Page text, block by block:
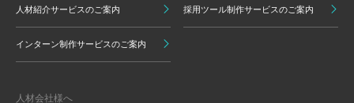
人材紹介サービスのご案内 採用ツール制作サービスのご案内
インターン制作サービスのご案内
人材会社様へ